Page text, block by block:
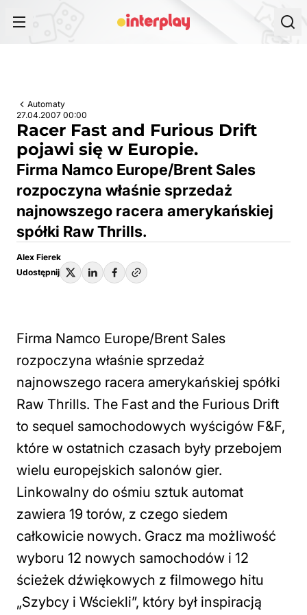
Automaty
27.04.2007 00:00
Racer Fast and Furious Drift
pojawi się w Europie.
Firma Namco Europe/Brent Sales
rozpoczyna właśnie sprzedaż
najnowszego racera amerykańskiej
spółki Raw Thrills.
Alex Fierek
Udostępnij
Firma Namco Europe/Brent Sales
rozpoczyna właśnie sprzedaż
najnowszego racera amerykańskiej spółki
Raw Thrills. The Fast and the Furious Drift
to sequel samochodowych wyścigów F&F,
które w ostatnich czasach były przebojem
wielu europejskich salonów gier.
Linkowalny do ośmiu sztuk automat
zawiera 19 torów, z czego siedem
całkowicie nowych. Gracz ma możliwość
wyboru 12 nowych samochodów i 12
ścieżek dźwiękowych z filmowego hitu
„Szybcy i Wściekli”, który był inspiracją